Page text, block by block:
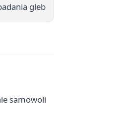
gleb
samowoli